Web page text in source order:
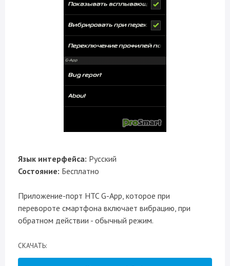
Язык интерфейса: Русский
Состояние: Бесплатно
Приложение-порт HTC G-App, которое при
перевороте смартфона включает вибрацию, при
обратном действии - обычный режим.
CКАЧАТЬ: